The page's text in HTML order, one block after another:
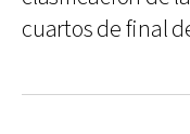
cuartos de final